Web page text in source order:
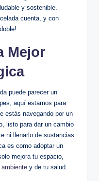
y sostenible.
cuenta, y con
Mejor
puede parecer un
aquí estamos para
estás navegando por un
listo para dar un cambio
ni llenarlo de sustancias
es como adoptar un
mejora tu espacio,
y de tu salud.